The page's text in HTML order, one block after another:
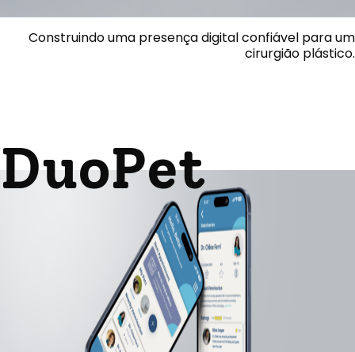
Construindo uma presença digital confiável para um
cirurgião plástico.
DuoPet